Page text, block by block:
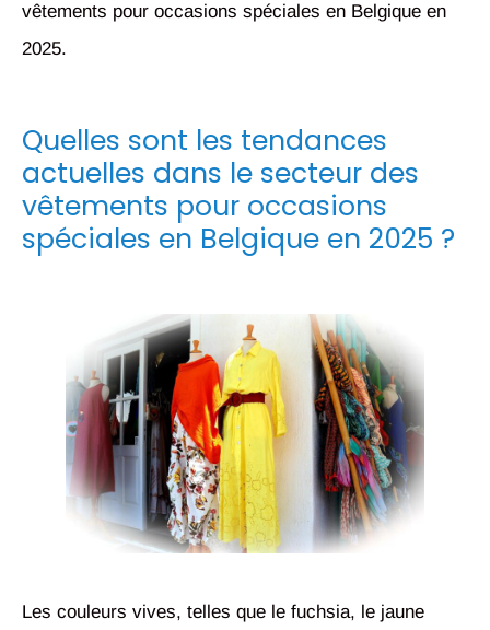
vêtements pour occasions spéciales en Belgique en
2025.
Quelles sont les tendances
actuelles dans le secteur des
vêtements pour occasions
spéciales en Belgique en 2025 ?
Les couleurs vives, telles que le fuchsia, le jaune